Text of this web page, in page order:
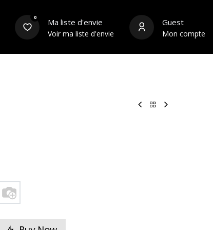
0 Ma liste d'envie
Voir ma liste d'envie
Guest
Mon compte